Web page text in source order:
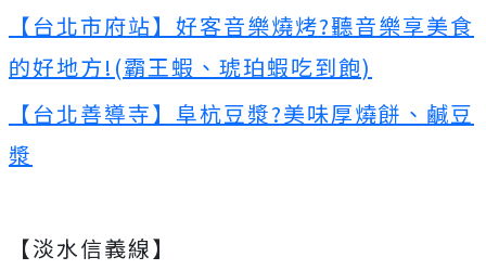
【台北市府站】好客音樂燒烤?聽音樂享美食
的好地方!(霸王蝦、琥珀蝦吃到飽)
【台北善導寺】阜杭豆漿?美味厚燒餅、鹹豆
漿
【淡水信義線】